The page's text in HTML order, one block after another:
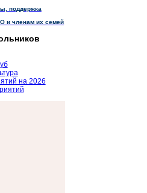
поддержка
и членам их семей
на 2026